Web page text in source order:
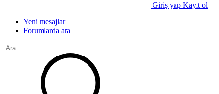
Giriş yap Kayıt ol
Yeni mesajlar
Forumlarda ara